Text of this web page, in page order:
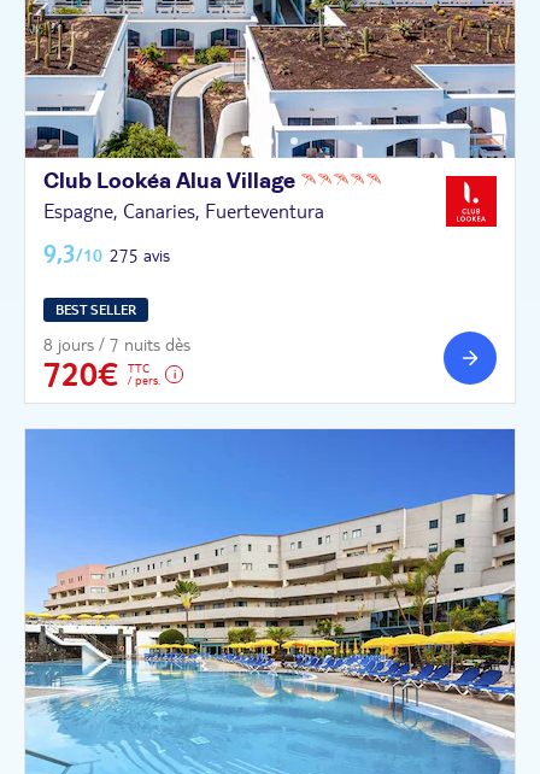
Club Lookéa Alua Village
Espagne, Canaries, Fuerteventura
9,3/10 275 avis
BEST SELLER
8 jours / 7 nuits dès
720€
TTC
/ pers.